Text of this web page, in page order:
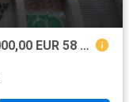
Wohnung zum Kaufen in Köln 272.000,00 EUR 58 m²